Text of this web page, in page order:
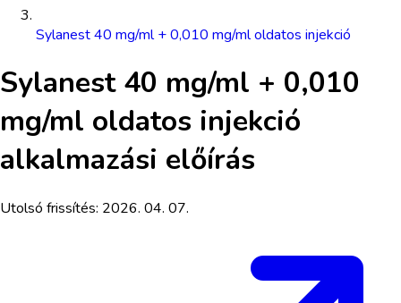
Sylanest 40 mg/ml + 0,010 mg/ml oldatos injekció
Sylanest 40 mg/ml + 0,010
mg/ml oldatos injekció
alkalmazási előírás
Utolsó frissítés: 2026. 04. 07.